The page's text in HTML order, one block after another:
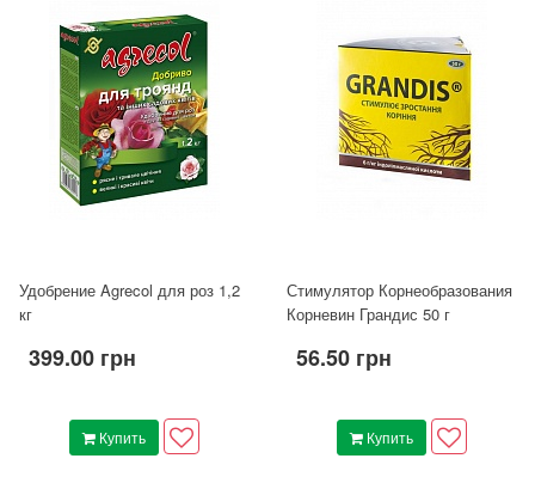
Удобрение Agrecol для роз 1,2
кг
399.00 грн
Купить
Стимулятор Корнеобразования
Корневин Грандис 50 г
56.50 грн
Купить